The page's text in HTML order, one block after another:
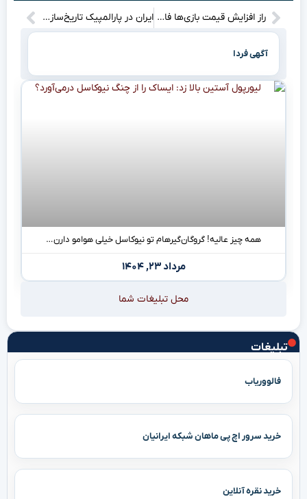
تبلیغات
فالووریاب
خرید سرور اچ پی ماهان شبکه ایرانیان
خرید نقره آنلاین
راز افزایش قیمت بازی‌ها فاش شد: اعترافات تکان‌دهنده رئیس سابق پلی‌استیشن! ایران در پارالمپیک تاریخ‌ساز می‌شود؟ تمجید IPC از نقشه راه جدید!”
آگهی فردا
همه چیز عالیه! گروگان‌گیرهام تو نیوکاسل خیلی هوامو دارن…
مرداد ۲۳, ۱۴۰۴
محل تبلیغات شما